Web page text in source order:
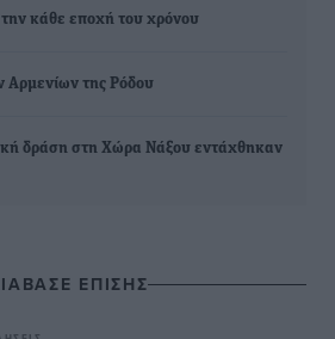
κάθε εποχή του χρόνου
Αρμενίων της Ρόδου
δράση στη Χώρα Νάξου εντάχθηκαν
ΕΠΙΣΗΣ